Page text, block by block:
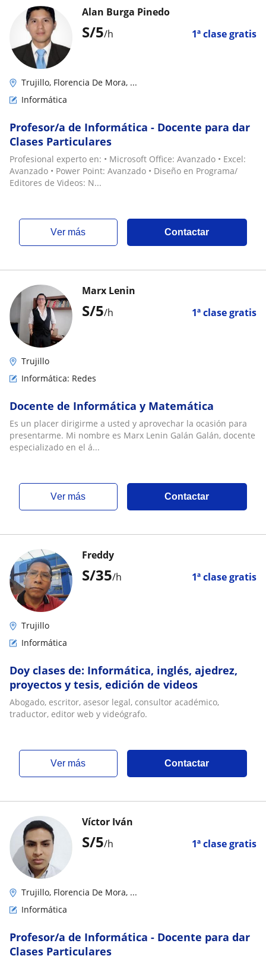
S/5/h 1ª clase gratis
Alan Burga Pinedo
Trujillo, Florencia De Mora, ...
Informática
Profesor/a de Informática - Docente para dar
Clases Particulares
Profesional experto en: • Microsoft Office: Avanzado • Excel:
Avanzado • Power Point: Avanzado • Diseño en Programa/
Editores de Videos: N...
ver más Contactar
S/5/h 1ª clase gratis
Marx Lenin
Trujillo
Informática: Redes
Docente de Informática y Matemática
Es un placer dirigirme a usted y aprovechar la ocasión para
presentarme. Mi nombre es Marx Lenin Galán Galán, docente
especializado en el á...
ver más Contactar
S/35/h 1ª clase gratis
Freddy
Trujillo
Informática
Doy clases de: Informática, inglés, ajedrez,
proyectos y tesis, edición de videos
Abogado, escritor, asesor legal, consultor académico,
traductor, editor web y videógrafo.
ver más Contactar
S/5/h 1ª clase gratis
Víctor Iván
Trujillo, Florencia De Mora, ...
Informática
Profesor/a de Informática - Docente para dar
Clases Particulares